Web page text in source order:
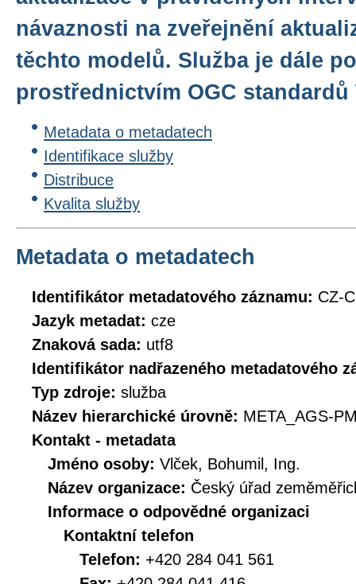
návaznosti na zveřejnění
těchto modelů. Služba je dále
prostřednictvím OGC standardů
Metadata o metadatech
Identifikace služby
Distribuce
Kvalita služby
Metadata o metadatech
Identifikátor metadatového záznamu: CZ-
Jazyk metadat: cze
Znaková sada: utf8
Identifikátor nadřazeného metadatového
Typ zdroje: služba
Název hierarchické úrovně: META_AGS-
Kontakt - metadata
Jméno osoby: Vlček, Bohumil, Ing.
Název organizace: Český úřad
Informace o odpovědné organizaci
Kontaktní telefon
Telefon: +420 284 041 561